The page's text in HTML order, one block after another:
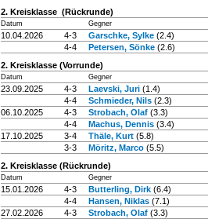
2. Kreisklasse (Rückrunde)
Datum Gegner
10.04.2026 4-3 Garschke, Sylke (2.4)
4-4
Petersen, Sönke (2.6)
2. Kreisklasse (Vorrunde)
Datum Gegner
23.09.2025 4-3 Laevski, Juri (1.4)
4-4
Schmieder, Nils (2.3)
06.10.2025
4-3 Strobach, Olaf (3.3)
4-4
Machus, Dennis (3.4)
17.10.2025
3-4 Thäle, Kurt (5.8)
3-3
Möritz, Marco (5.5)
2. Kreisklasse (Rückrunde)
Datum Gegner
15.01.2026 4-3 Butterling, Dirk (6.4)
4-4
Hansen, Niklas (7.1)
27.02.2026
4-3 Strobach, Olaf (3.3)